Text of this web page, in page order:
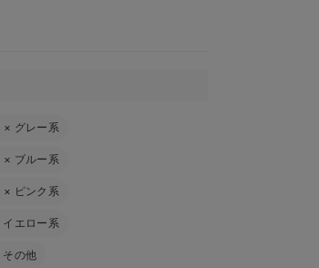
× グレー系
× ブルー系
× ピンク系
イエロー系
その他